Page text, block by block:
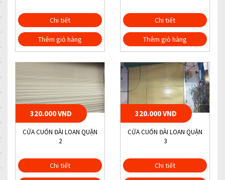
Chi tiết
Thêm giỏ hàng
Chi tiết
Thêm giỏ hàng
320.000 VND
CỬA CUỐN ĐÀI LOAN QUẬN
2
Chi tiết
320.000 VND
CỬA CUỐN ĐÀI LOAN QUẬN
3
Chi tiết